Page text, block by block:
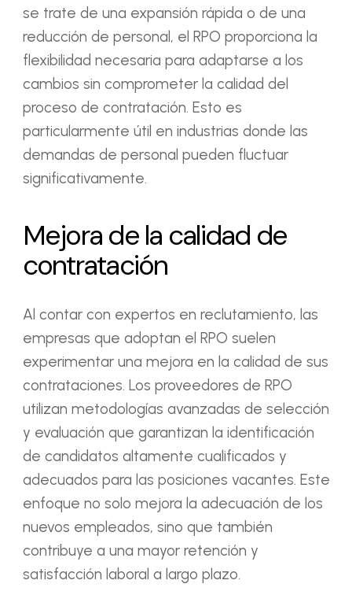
se trate de una expansión rápida o de una
reducción de personal, el RPO proporciona la
flexibilidad necesaria para adaptarse a los
cambios sin comprometer la calidad del
proceso de contratación. Esto es
particularmente útil en industrias donde las
demandas de personal pueden fluctuar
significativamente.
Mejora de la calidad de
contratación
Al contar con expertos en reclutamiento, las
empresas que adoptan el RPO suelen
experimentar una mejora en la calidad de sus
contrataciones. Los proveedores de RPO
utilizan metodologías avanzadas de selección
y evaluación que garantizan la identificación
de candidatos altamente cualificados y
adecuados para las posiciones vacantes. Este
enfoque no solo mejora la adecuación de los
nuevos empleados, sino que también
contribuye a una mayor retención y
satisfacción laboral a largo plazo.